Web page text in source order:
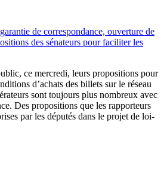
de correspondance, ouverture de
des sénateurs pour faciliter les
ce mercredi, leurs propositions pour
d’achats des billets sur le réseau
sont toujours plus nombreux avec
Des propositions que les rapporteurs
par les députés dans le projet de loi-